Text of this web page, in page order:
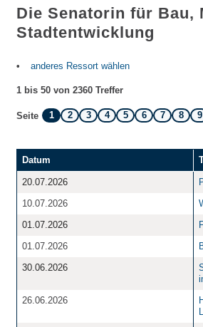
Die Senatorin für Bau,
Stadtentwicklung
anderes Ressort wählen
1 bis 50 von 2360 Treffer
Seite 1 2 3 4 5 6 7 8 9
Datum
20.07.2026
10.07.2026
01.07.2026
01.07.2026
30.06.2026
26.06.2026